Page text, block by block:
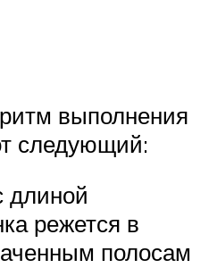
выполнения
следующий:
длиной
режется в
полосам